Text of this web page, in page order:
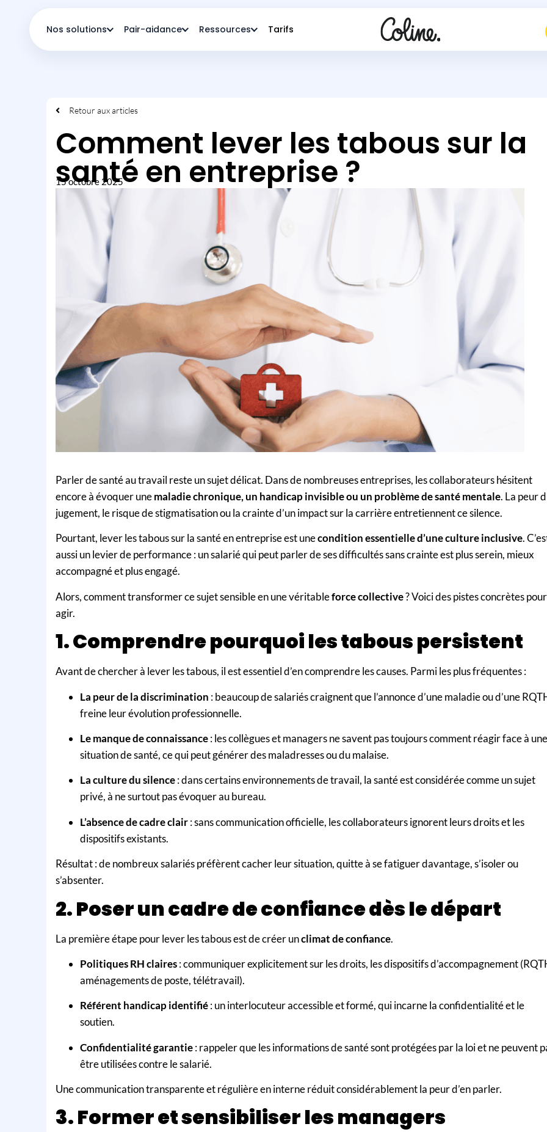
Retour aux articles
Comment lever les tabous sur la
santé en entreprise ?
15 octobre 2025
Parler de santé au travail reste un sujet délicat. Dans de nombreuses entreprises, les collaborateurs hésitent
encore à évoquer unemaladie chronique, un handicap invisible ou un problème de santé mentale. La peur
jugement, le risque de stigmatisation ou la crainte d’un impact sur la carrière entretiennent ce silence.
Pourtant, lever les tabous sur la santé en entreprise est unecondition essentielle d’une culture inclusive.
aussi un levier de performance : un salarié qui peut parler de ses difficultés sans crainte est plus serein, mieux
accompagné et plus engagé.
Alors, comment transformer ce sujet sensible en une véritableforce collective? Voici des pistes concrètes pour
agir.
1. Comprendre pourquoi les tabous persistent
Avant de chercher à lever les tabous, il est essentiel d’en comprendre les causes. Parmi les plus fréquentes :
La peur de la discrimination : beaucoup de salariés craignent que l’annonce d’une maladie ou d’une
freine leur évolution professionnelle.
Le manque de connaissance: les collègues et managers ne savent pas toujours comment réagir face à une
situation de santé, ce qui peut générer des maladresses ou du malaise.
La culture du silence: dans certains environnements de travail, la santé est considérée comme un sujet
privé, à ne surtout pas évoquer au bureau.
L’absence de cadre clair: sans communication officielle, les collaborateurs ignorent leurs droits et les
dispositifs existants.
Résultat : de nombreux salariés préfèrent cacher leur situation, quitte à se fatiguer davantage, s’isoler ou
s’absenter.
2. Poser un cadre de confiance dès le départ
La première étape pour lever les tabous est de créer unclimat de confiance.
Politiques RH claires: communiquer explicitement sur les droits, les dispositifs d’accompagnement
aménagements de poste, télétravail).
Référent handicap identifié: un interlocuteur accessible et formé, qui incarne la confidentialité et le
soutien.
Confidentialité garantie: rappeler que les informations de santé sont protégées par la loi et ne peuvent
être utilisées contre le salarié.
Une communication transparente et régulière en interne réduit considérablement la peur d’en parler.
3. Former et sensibiliser les managers
Nos solutions Pair-aidance Ressources Tarifs